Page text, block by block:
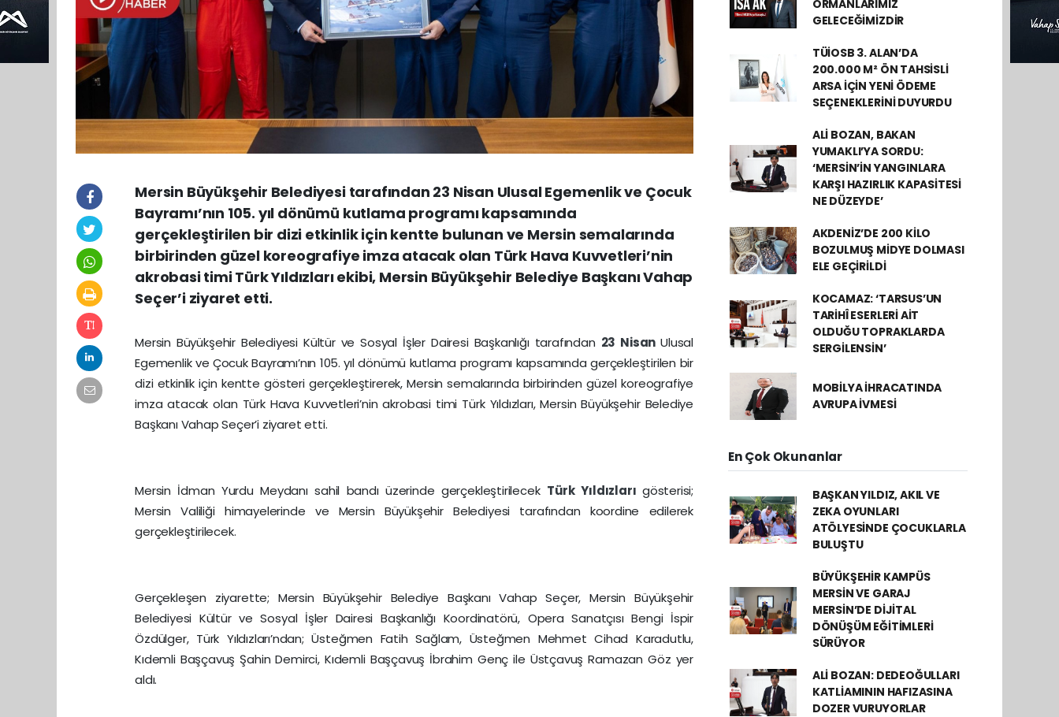
Mersin Büyükşehir Belediyesi tarafından 23 Nisan Ulusal Egemenlik ve Çocuk
Bayramı’nın 105. yıl dönümü kutlama programı kapsamında
gerçekleştirilen bir dizi etkinlik için kentte bulunan ve Mersin semalarında
birbirinden güzel koreografiye imza atacak olan Türk Hava Kuvvetleri’nin
akrobasi timi Türk Yıldızları ekibi, Mersin Büyükşehir Belediye Başkanı Vahap
Seçer’i ziyaret etti.
Mersin Büyükşehir Belediyesi Kültür ve Sosyal İşler Dairesi Başkanlığı tarafından 23 NisanUlusal
Egemenlik ve Çocuk Bayramı’nın 105. yıl dönümü kutlama programı kapsamında gerçekleştirilen bir
dizi etkinlik için kentte gösteri gerçekleştirerek, Mersin semalarında birbirinden güzel koreografiye
imza atacak olan Türk Hava Kuvvetleri’nin akrobasi timi Türk Yıldızları, Mersin Büyükşehir Belediye
Başkanı Vahap Seçer’i ziyaret etti.
Mersin İdman Yurdu Meydanı sahil bandı üzerinde gerçekleştirilecek Türk Yıldızları gösterisi;
Mersin Valiliği himayelerinde ve Mersin Büyükşehir Belediyesi tarafından koordine edilerek
gerçekleştirilecek.
Gerçekleşen ziyarette; Mersin Büyükşehir Belediye Başkanı Vahap Seçer, Mersin Büyükşehir
Belediyesi Kültür ve Sosyal İşler Dairesi Başkanlığı Koordinatörü, Opera Sanatçısı Bengi İspir
Özdülger, Türk Yıldızları’ndan; Üsteğmen Fatih Sağlam, Üsteğmen Mehmet Cihad Karadutlu,
Kıdemli Başçavuş Şahin Demirci, Kıdemli Başçavuş İbrahim Genç ile Üstçavuş Ramazan Göz yer
aldı.
ORMANLARIMIZ
GELECEĞİMİZDİR
TÜİOSB 3. ALAN’DA
200.000 M² ÖN TAHSİSLİ
ARSA İÇİN YENİ ÖDEME
SEÇENEKLERİNİ DUYURDU
ALİ BOZAN, BAKAN
YUMAKLI’YA SORDU:
‘MERSİN’İN YANGINLARA
KARŞI HAZIRLIK KAPASİTESİ
NE DÜZEYDE’
AKDENİZ’DE 200 KİLO
BOZULMUŞ MİDYE DOLMASI
ELE GEÇİRİLDİ
KOCAMAZ: ‘TARSUS’UN
TARİHÎ ESERLERİ AİT
OLDUĞU TOPRAKLARDA
SERGİLENSİN’
MOBİLYA İHRACATINDA
AVRUPA İVMESİ
En Çok Okunanlar
BAŞKAN YILDIZ, AKIL VE
ZEKA OYUNLARI
ATÖLYESİNDE ÇOCUKLARLA
BULUŞTU
BÜYÜKŞEHİR KAMPÜS
MERSİN VE GARAJ
MERSİN’DE DİJİTAL
DÖNÜŞÜM EĞİTİMLERİ
SÜRÜYOR
ALİ BOZAN: DEDEOĞULLARI
KATLİAMININ HAFIZASINA
DOZER VURUYORLAR